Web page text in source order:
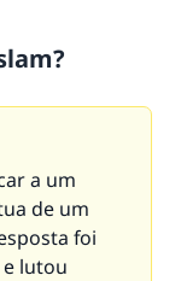
a um
de um
foi
lutou